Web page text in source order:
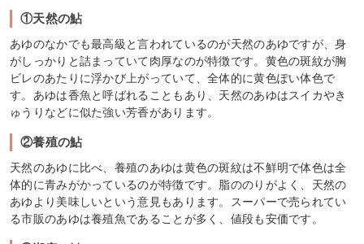
①天然の鮎
あゆのなかでも最高級と言われているのが天然のあゆですが、身
がしっかりと詰まっていて肉厚なのが特徴です。黄色の斑紋が胸
ビレのあたりに浮かび上がっていて、全体的に黄色ぽい体色で
す。あゆは香魚と呼ばれることもあり、天然のあゆはスイカやき
ゅうりなどに似た強い芳香があります。
②養殖の鮎
天然のあゆに比べ、養殖のあゆは黄色の斑紋は不鮮明で体色は全
体的に青みがかっているのが特徴です。脂ののりがよく、天然の
あゆより美味しいという意見もあります。スーパーで売られてい
る市販のあゆは養殖魚であることが多く、値段も安価です。